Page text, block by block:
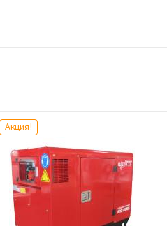
Акция!